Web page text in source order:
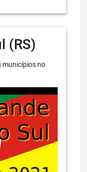
(RS)
municípios no